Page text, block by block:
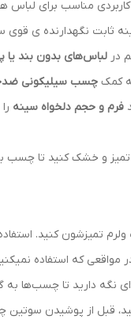
ثابت نگهدارنده ی
در لباس‌های بدون بند یا
کمک چسب سیلیکونی
فرم و حجم دلخواه سینه
تمیز و خشک کنید تا
تمیزشون کنید.
که استفاده
نگه دارید تا چسب‌ها
قبل از پوشیدن